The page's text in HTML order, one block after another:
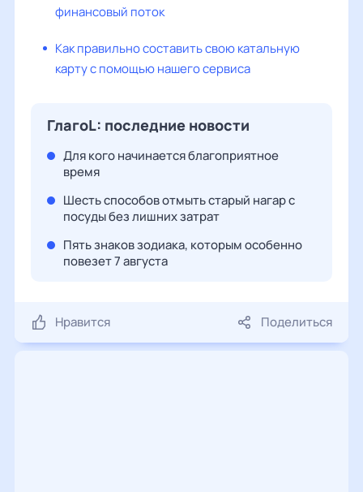
финансовый поток
Как правильно составить свою катальную
карту с помощью нашего сервиса
ГлагоL: последние новости
Для кого начинается благоприятное
время
Шесть способов отмыть старый нагар с
посуды без лишних затрат
Пять знаков зодиака, которым особенно
повезет 7 августа
Нравится Поделиться